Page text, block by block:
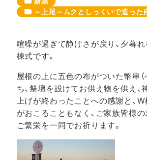
カテゴリー
～上尾～ムクとしっくいで造った
喧噪が過ぎて静けさが戻り、夕暮
棟式です。
屋根の上に五色の布がついた幣串（
ち、祭壇を設けてお供え物を供え、
上げが終わったことへの感謝と、
がおこることもなく、ご家族皆様
ご繁栄を一同でお祈ります。